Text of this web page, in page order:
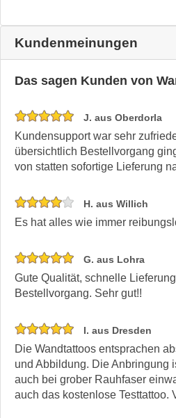
Kundenmeinungen
Das sagen Kunden von
J. aus Oberdorla
Kundensupport war sehr
übersichtlich Bestellvorgang
von statten sofortige Lieferung
H. aus Willich
Es hat alles wie immer
G. aus Lohra
Gute Qualität, schnelle
Bestellvorgang. Sehr gut!!
I. aus Dresden
Die Wandtattoos entsprachen
und Abbildung. Die Anbringung
auch bei grober Rauhfaser
auch das kostenlose Testtattoo.